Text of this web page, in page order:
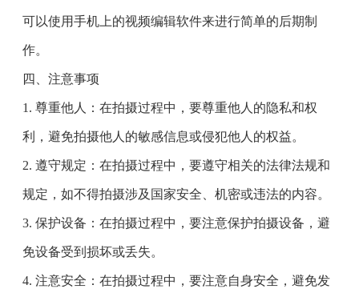
可以使用手机上的视频编辑软件来进行简单的后期制
作。
四、注意事项
1. 尊重他人：在拍摄过程中，要尊重他人的隐私和权
利，避免拍摄他人的敏感信息或侵犯他人的权益。
2. 遵守规定：在拍摄过程中，要遵守相关的法律法规和
规定，如不得拍摄涉及国家安全、机密或违法的内容。
3. 保护设备：在拍摄过程中，要注意保护拍摄设备，避
免设备受到损坏或丢失。
4. 注意安全：在拍摄过程中，要注意自身安全，避免发